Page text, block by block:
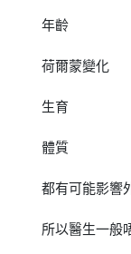
年齡
荷爾蒙變化
生育
體質
都有可能影響
所以醫生一般